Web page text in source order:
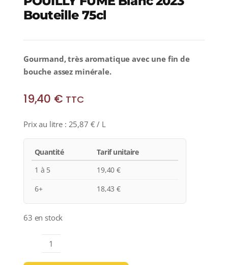
Bouteille 75cl
Gourmand, très aromatique avec une fin de
bouche assez minérale.
19,40 € TTC
Prix au litre : 25,87 € / L
Quantité
Tarif unitaire
1 à 5
19,40€
6+
18,43€
63 en stock
quantité
de